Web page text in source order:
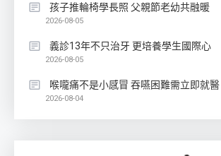
孩子推輪椅學長照 父親節老幼共融暖
2026-08-05
義診13年不只治牙 更培養學生國際心
2026-08-05
喉嚨痛不是小感冒 吞嚥困難需立即就醫
2026-08-04